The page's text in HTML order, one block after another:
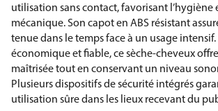
utilisation sans contact, favorisant l’hygiène
mécanique. Son capot en ABS résistant
tenue dans le temps face à un usage
économique et fiable, ce sèche-cheveux
maîtrisée tout en conservant un niveau
Plusieurs dispositifs de sécurité intégrés
utilisation sûre dans les lieux recevant du